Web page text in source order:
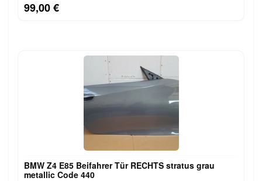
99,00 €
BMW Z4 E85 Beifahrer Tür RECHTS stratus grau
metallic Code 440